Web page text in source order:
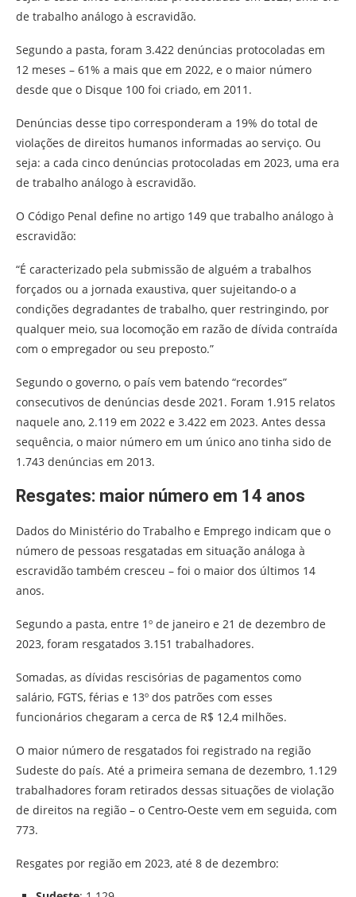
de trabalho análogo à escravidão.
Segundo a pasta, foram 3.422 denúncias protocoladas em
12 meses – 61% a mais que em 2022, e o maior número
desde que o Disque 100 foi criado, em 2011.
Denúncias desse tipo corresponderam a 19% do total de
violações de direitos humanos informadas ao serviço. Ou
seja: a cada cinco denúncias protocoladas em 2023, uma era
de trabalho análogo à escravidão.
O Código Penal define no artigo 149 que trabalho análogo à
escravidão:
“É caracterizado pela submissão de alguém a trabalhos
forçados ou a jornada exaustiva, quer sujeitando-o a
condições degradantes de trabalho, quer restringindo, por
qualquer meio, sua locomoção em razão de dívida contraída
com o empregador ou seu preposto.”
Segundo o governo, o país vem batendo “recordes”
consecutivos de denúncias desde 2021. Foram 1.915 relatos
naquele ano, 2.119 em 2022 e 3.422 em 2023. Antes dessa
sequência, o maior número em um único ano tinha sido de
1.743 denúncias em 2013.
Resgates: maior número em 14 anos
Dados do Ministério do Trabalho e Emprego indicam que o
número de pessoas resgatadas em situação análoga à
escravidão também cresceu – foi o maior dos últimos 14
anos.
Segundo a pasta, entre 1º de janeiro e 21 de dezembro de
2023, foram resgatados 3.151 trabalhadores.
Somadas, as dívidas rescisórias de pagamentos como
salário, FGTS, férias e 13º dos patrões com esses
funcionários chegaram a cerca de R$ 12,4 milhões.
O maior número de resgatados foi registrado na região
Sudeste do país. Até a primeira semana de dezembro, 1.129
trabalhadores foram retirados dessas situações de violação
de direitos na região – o Centro-Oeste vem em seguida, com
773.
Resgates por região em 2023, até 8 de dezembro: